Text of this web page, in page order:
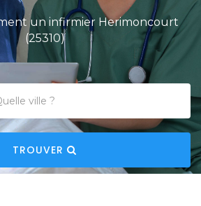
un infirmier Herimoncourt
(25310)
TROUVER